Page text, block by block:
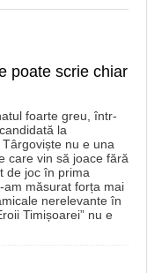
poate scrie chiar
foarte greu, într-
la
nu e una
care vin să joace fără
de joc în prima
am măsurat forța mai
nerelevante în
Timișoarei” nu e